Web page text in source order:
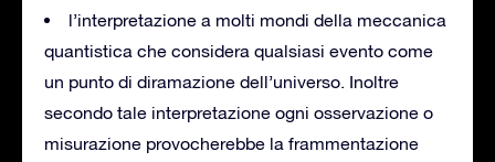
l’interpretazione a molti mondi della meccanica
quantistica che considera qualsiasi evento come
un punto di diramazione dell’universo. Inoltre
secondo tale interpretazione ogni osservazione o
misurazione provocherebbe la frammentazione